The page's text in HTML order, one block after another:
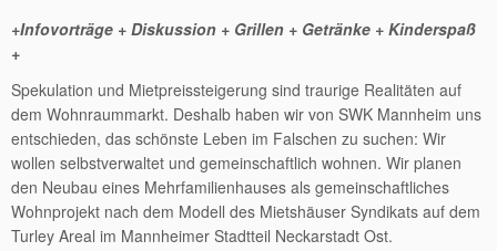
+Infovorträge + Diskussion + Grillen + Getränke + Kinderspaß
+
Spekulation und Mietpreissteigerung sind traurige Realitäten auf
dem Wohnraummarkt. Deshalb haben wir von SWK Mannheim uns
entschieden, das schönste Leben im Falschen zu suchen: Wir
wollen selbstverwaltet und gemeinschaftlich wohnen. Wir planen
den Neubau eines Mehrfamilienhauses als gemeinschaftliches
Wohnprojekt nach dem Modell des Mietshäuser Syndikats auf dem
Turley Areal im Mannheimer Stadtteil Neckarstadt Ost.